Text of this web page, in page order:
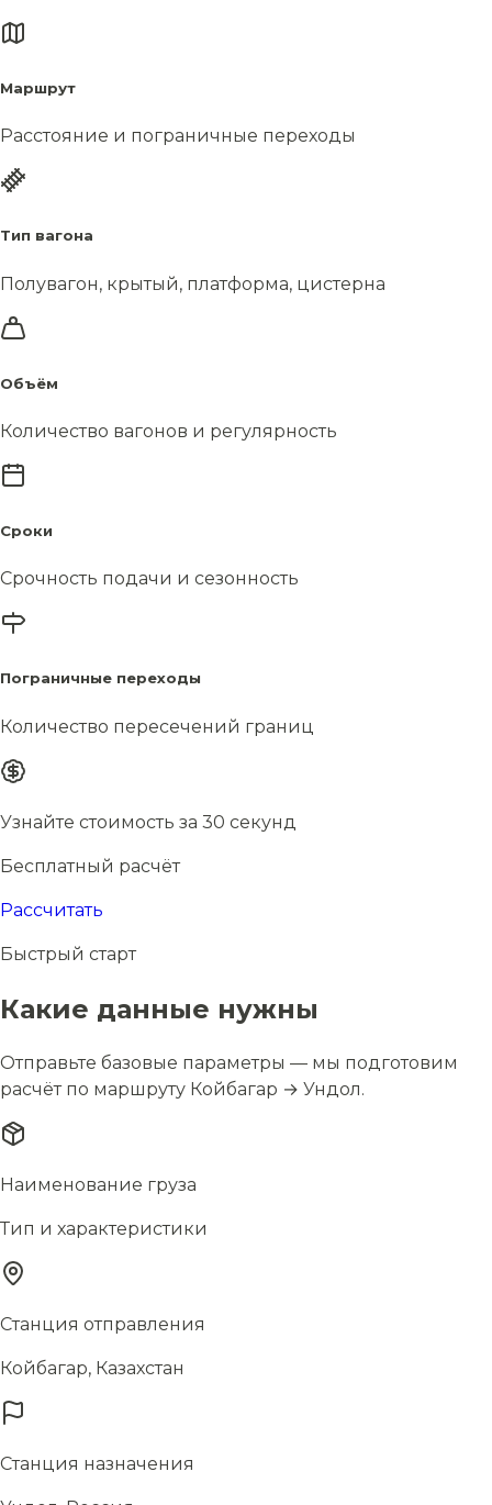
Маршрут
Расстояние и пограничные переходы
Тип вагона
Полувагон, крытый, платформа, цистерна
Объём
Количество вагонов и регулярность
Сроки
Срочность подачи и сезонность
Пограничные переходы
Количество пересечений границ
Узнайте стоимость за 30 секунд
Бесплатный расчёт
Рассчитать
Быстрый старт
Какие данные нужны
Отправьте базовые параметры — мы подготовим
расчёт по маршруту Койбагар → Ундол.
Наименование груза
Тип и характеристики
Станция отправления
Койбагар, Казахстан
Станция назначения